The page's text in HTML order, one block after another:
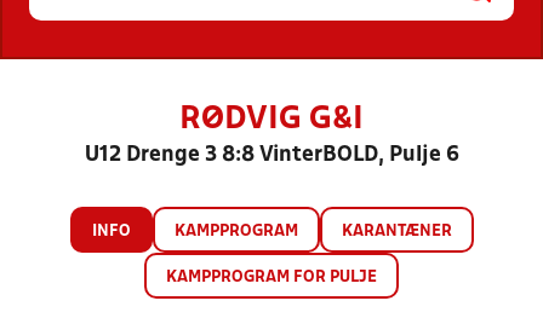
RØDVIG G&I
U12 Drenge 3 8:8 VinterBOLD, Pulje 6
INFO KAMPPROGRAM KARANTÆNER
KAMPPROGRAM FOR PULJE